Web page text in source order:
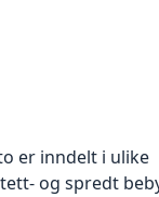
er inndelt i ulike
og spredt